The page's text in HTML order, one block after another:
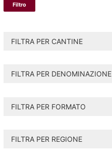
Filtro
FILTRA PER CANTINE
FILTRA PER DENOMINAZIONE
FILTRA PER FORMATO
FILTRA PER REGIONE